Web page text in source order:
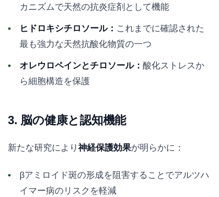
カニズムで天然の抗炎症剤として機能
ヒドロキシチロソール： これまでに確認された
最も強力な天然抗酸化物質の一つ
オレウロペインとチロソール： 酸化ストレスか
ら細胞構造を保護
3. 脳の健康と認知機能
新たな研究により 神経保護効果が明らかに：
βアミロイド斑の形成を阻害することでアルツハ
イマー病のリスクを軽減